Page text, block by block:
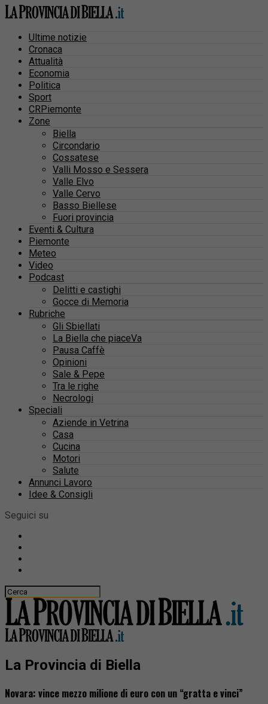
Ultime notizie
Cronaca
Attualità
Economia
Politica
Sport
CRPiemonte
Zone
Biella
Circondario
Cossatese
Valli Mosso e Sessera
Valle Elvo
Valle Cervo
Basso Biellese
Fuori provincia
Eventi & Cultura
Piemonte
Meteo
Video
Podcast
Delitti e castighi
Gocce di Memoria
Rubriche
Gli Sbiellati
La Biella che piaceVa
Pausa Caffè
Opinioni
Sale & Pepe
Tra le righe
Necrologi
Speciali
Aziende in Vetrina
Casa
Cucina
Motori
Salute
Annunci Lavoro
Idee & Consigli
Seguici su
La Provincia di Biella
Novara: vince mezzo milione di euro con un “gratta e vinci”